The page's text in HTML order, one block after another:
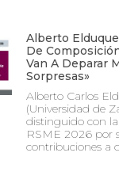
Alberto
De
Van A Deparar
Sorpresas»
Alberto Carlos
(Universidad de
distinguido con
RSME 2026 por
contribuciones a